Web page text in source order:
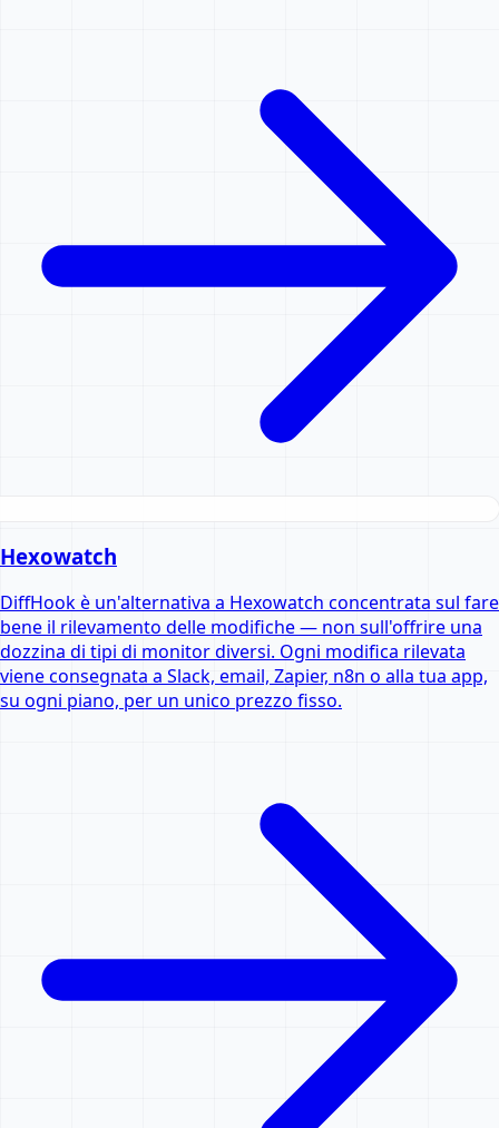
Hexowatch
DiffHook è un'alternativa a Hexowatch concentrata sul fare
bene il rilevamento delle modifiche — non sull'offrire una
dozzina di tipi di monitor diversi. Ogni modifica rilevata
viene consegnata a Slack, email, Zapier, n8n o alla tua app,
su ogni piano, per un unico prezzo fisso.